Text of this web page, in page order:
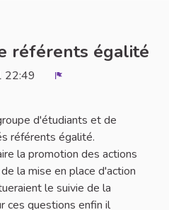
référents égalité
22:49
d'étudiants et de
référents égalité.
la promotion des actions
la mise en place d'action
le suivie de la
ces questions enfin il